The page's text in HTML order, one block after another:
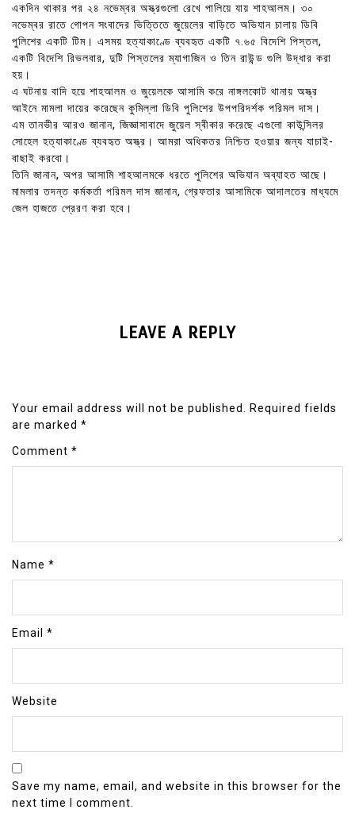
একদিন থাকার পর ২৪ নভেম্বর অস্ত্রগুলো রেখে পালিয়ে যায় শাহআলম। ৩০
নভেম্বর রাতে গোপন সংবাদের ভিত্তিতে জুয়েলের বাড়িতে অভিযান চালায় ডিবি
পুলিশের একটি টিম। এসময় হত্যাকাণ্ডে ব্যবহৃত একটি ৭.৬৫ বিদেশি পিস্তল,
একটি বিদেশি রিভলবার, দুটি পিস্তলের ম্যাগাজিন ও তিন রাউন্ড গুলি উদ্ধার করা
হয়।
এ ঘটনায় বাদি হয়ে শাহআলম ও জুয়েলকে আসামি করে নাঙ্গলকোট থানায় অস্ত্র
আইনে মামলা দায়ের করেছেন কুমিল্লা ডিবি পুলিশের উপপরিদর্শক পরিমল দাস।
এম তানভীর আরও জানান, জিজ্ঞাসাবাদে জুয়েল স্বীকার করেছে এগুলো কাউন্সিলর
সোহেল হত্যাকাণ্ডে ব্যবহৃত অস্ত্র। আমরা অধিকতর নিশ্চিত হওয়ার জন্য যাচাই-
বাছাই করবো।
তিনি জানান, অপর আসামি শাহআলমকে ধরতে পুলিশের অভিযান অব্যাহত আছে।
মামলার তদন্ত কর্মকর্তা পরিমল দাস জানান, গ্রেফতার আসামিকে আদালতের মাধ্যমে
জেল হাজতে প্রেরণ করা হবে।
LEAVE A REPLY
Your email address will not be published.
Required fields
are marked *
Comment *
Name *
Email *
Website
Save my name, email, and website in this browser for the
next time I comment.